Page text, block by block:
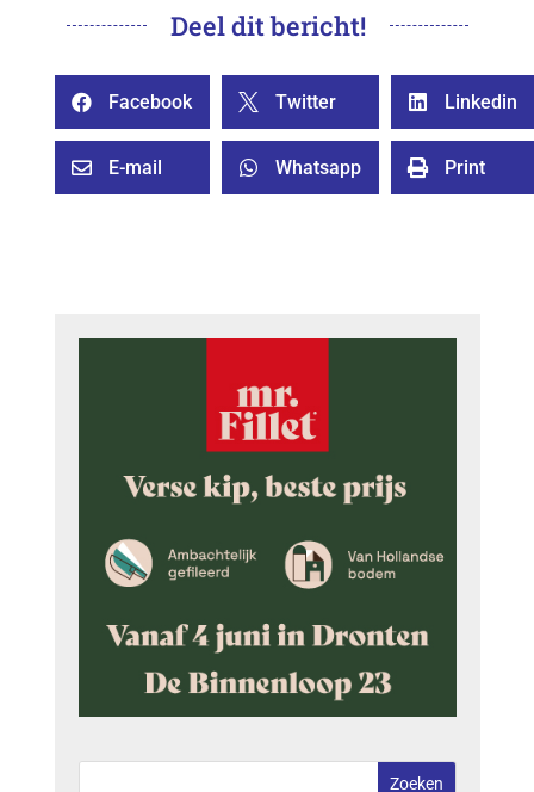
Deel dit bericht!
 Facebook  Twitter  Linkedin
 E-mail  Whatsapp  Print